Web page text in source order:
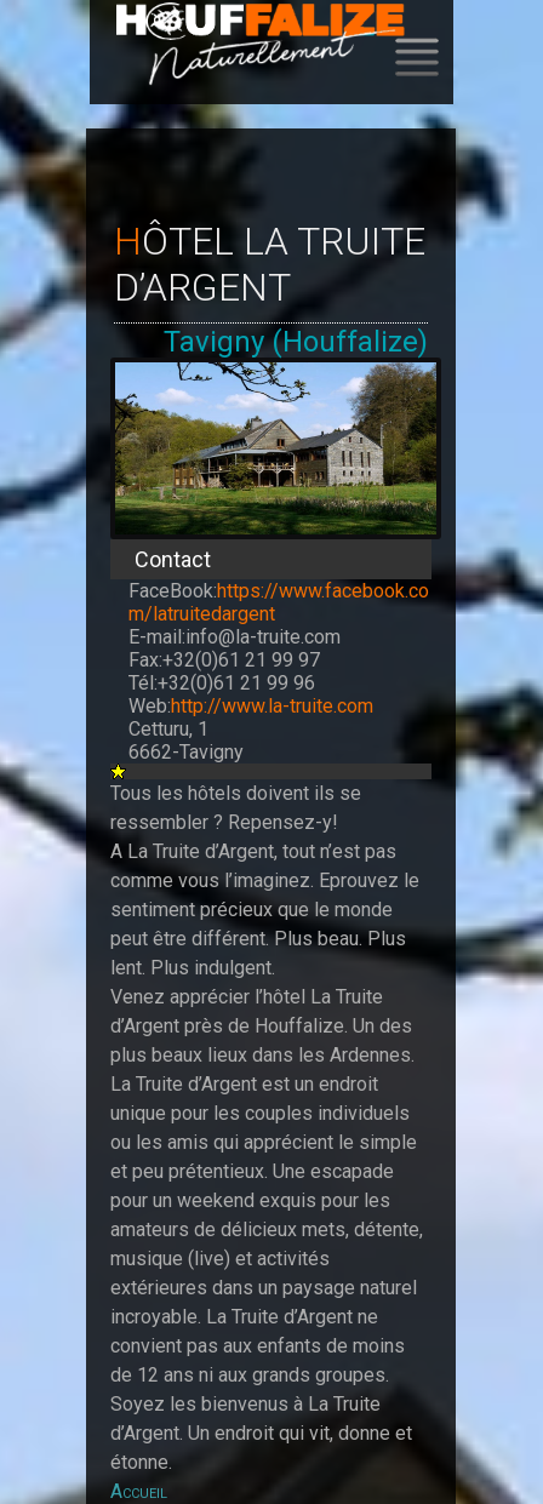
SKIP
TO
HÔTEL LA TRUITE
D’ARGENT
Tavigny (Houffalize)
Contact
FaceBook:https://www.facebook.co
m/latruitedargent
E-mail:info@la-truite.com
Fax:+32(0)61 21 99 97
Tél:+32(0)61 21 99 96
Web:http://www.la-truite.com
Cetturu, 1
6662-Tavigny
Tous les hôtels doivent ils se
ressembler ? Repensez-y!
A La Truite d’Argent, tout n’est pas
comme vous l’imaginez. Eprouvez le
sentiment précieux que le monde
peut être différent. Plus beau. Plus
lent. Plus indulgent.
Venez apprécier l’hôtel La Truite
d’Argent près de Houffalize. Un des
plus beaux lieux dans les Ardennes.
La Truite d’Argent est un endroit
unique pour les couples individuels
ou les amis qui apprécient le simple
et peu prétentieux. Une escapade
pour un weekend exquis pour les
amateurs de délicieux mets, détente,
musique (live) et activités
extérieures dans un paysage naturel
incroyable. La Truite d’Argent ne
convient pas aux enfants de moins
de 12 ans ni aux grands groupes.
Soyez les bienvenus à La Truite
d’Argent. Un endroit qui vit, donne et
étonne.
Accueil